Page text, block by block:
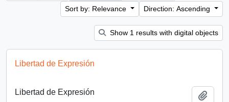
Sort by: Relevance
Direction: Ascending
Show 1 results with digital objects
Libertad de Expresión
Libertad de Expresión